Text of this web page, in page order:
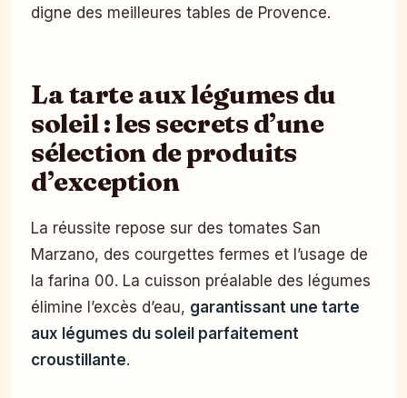
digne des meilleures tables de Provence.
La tarte aux légumes du
soleil : les secrets d’une
sélection de produits
d’exception
La réussite repose sur des tomates San
Marzano, des courgettes fermes et l’usage de
la farina 00. La cuisson préalable des légumes
élimine l’excès d’eau, garantissant une tarte
aux légumes du soleil parfaitement
croustillante.